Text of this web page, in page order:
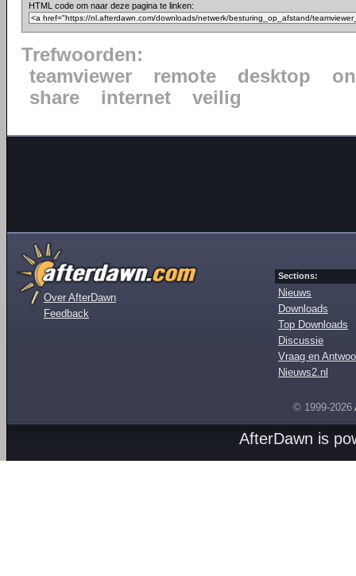
HTML code om naar deze pagina te linken:
Trefwoorden:
teamviewer
remote desktop
share
internet veilig
Over AfterDawn
Feedback
Sections:
Nieuws
Downloads
Top Downloads
Discussie
Vraag en
Nieuws2.nl
© 1999-2026
AfterDawn is